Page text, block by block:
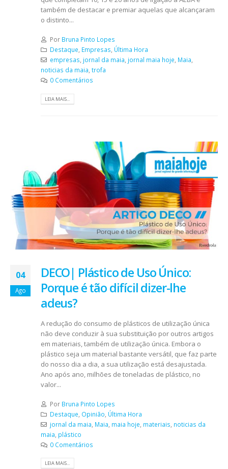
também de destacar e premiar aquelas que alcançaram
o distinto...
Por Bruna Pinto Lopes
Destaque, Empresas, Última Hora
empresas, jornal da maia, jornal maia hoje, Maia,
noticias da maia, trofa
0 Comentários
LEIA MAIS...
04
Ago
DECO| Plástico de Uso Único:
Porque é tão difícil dizer-lhe
adeus?
A redução do consumo de plásticos de utilização única
não deve conduzir à sua substituição por outros artigos
em materiais, também de utilização única. Embora o
plástico seja um material bastante versátil, que faz parte
do nosso dia a dia, a sua utilização está desajustada.
Ano após ano, milhões de toneladas de plástico, no
valor...
Por Bruna Pinto Lopes
Destaque Opinião Última Hora
jornal da maia Maia maia hoje materiais noticias da
maia plástico
0 Comentários
LEIA MAIS...